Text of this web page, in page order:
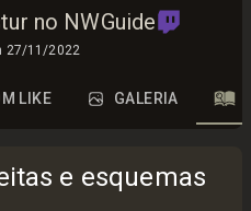
no NWGuide
27/11/2022
LIKE GALERIA
e esquemas